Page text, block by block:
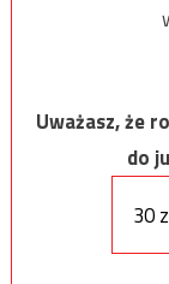
Uważasz, że
do
30